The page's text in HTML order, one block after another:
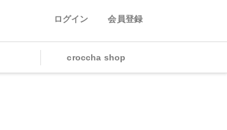
ログイン 会員登録
croccha shop